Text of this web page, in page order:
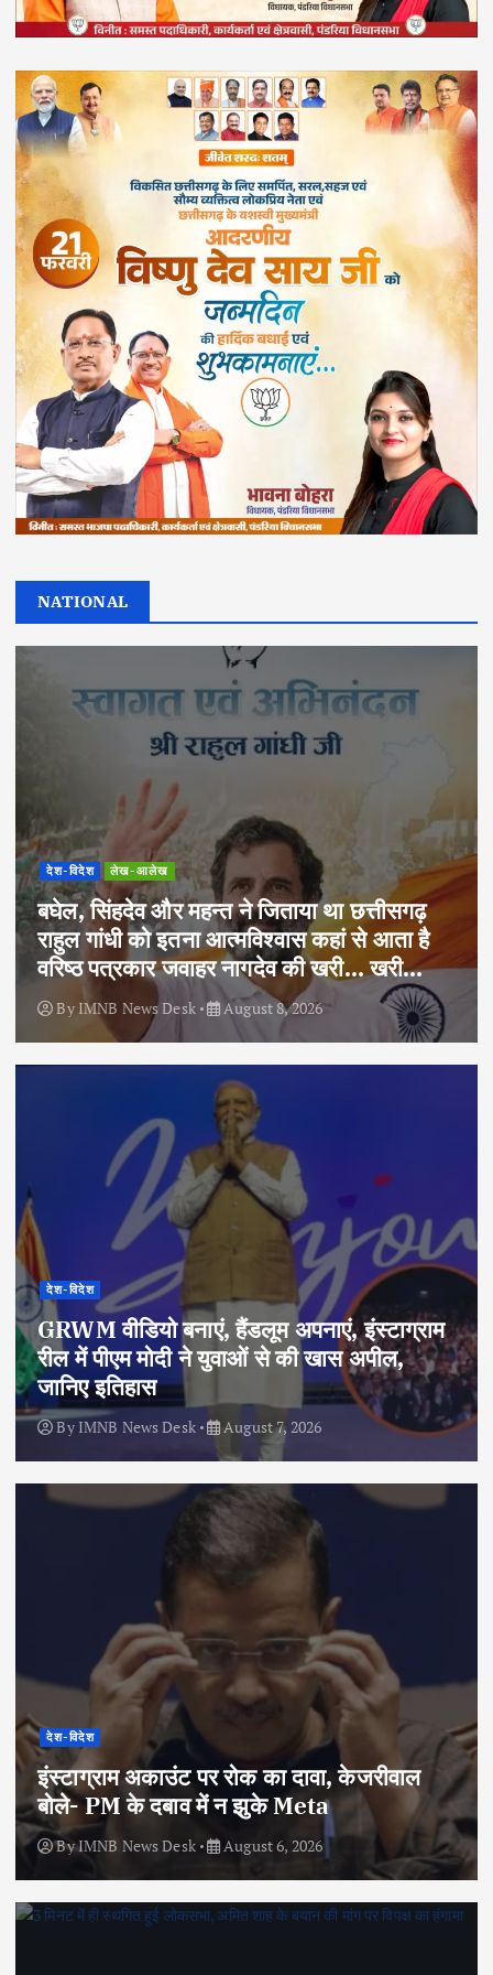
NATIONAL
देश-विदेश लेख-आलेख
बघेल, सिंहदेव और महन्त ने जिताया था छत्तीसगढ़
राहुल गांधी को इतना आत्मविश्वास कहां से आता है
वरिष्ठ पत्रकार जवाहर नागदेव की खरी… खरी…
ByIMNB News Desk August 8, 2026
देश-विदेश
GRWM वीडियो बनाएं, हैंडलूम अपनाएं, इंस्टाग्राम
रील में पीएम मोदी ने युवाओं से की खास अपील,
जानिए इतिहास
By IMNB News Desk August 7, 2026
देश-विदेश
इंस्टाग्राम अकाउंट पर रोक का दावा, केजरीवाल
बोले- PM के दबाव में न झुके Meta
ByIMNB News Desk August 6, 2026